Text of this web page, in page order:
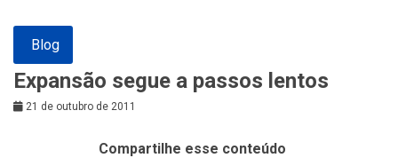
Blog
Expansão segue a passos lentos
21 de outubro de 2011
Compartilhe esse conteúdo